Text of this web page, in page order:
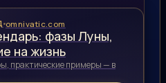
omnivatic.com
фазы Луны,
на жизнь
практические примеры — в